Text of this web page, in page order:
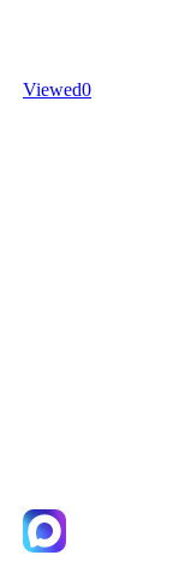
Viewed0